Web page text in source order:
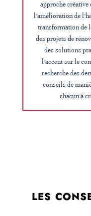
approche
l’amélioration de
transformation de
des projets de
des solutions
l’accent sur le
recherche des
conseils de
chacun à
LES